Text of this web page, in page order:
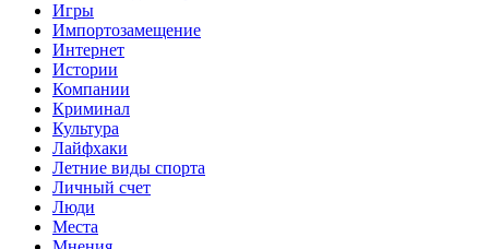
Игры
Импортозамещение
Интернет
Истории
Компании
Криминал
Культура
Лайфхаки
Летние виды спорта
Личный счет
Люди
Места